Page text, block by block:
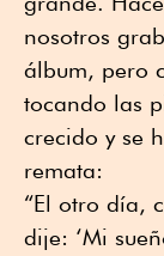
nosotros
álbum, pero
tocando las
crecido y se
remata:
“El otro día,
dije: ‘Mi